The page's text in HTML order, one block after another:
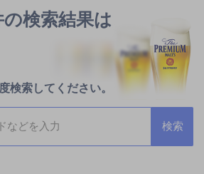
検索結果は
検索してください。